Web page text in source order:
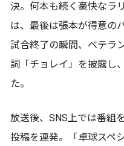
決。何本も続く豪快なラ
は、最後は張本が得意の
試合終了の瞬間、ベテラ
詞「チョレイ」を披露し
た。
放送後、SNS上では番組
投稿を連発。「卓球スペ